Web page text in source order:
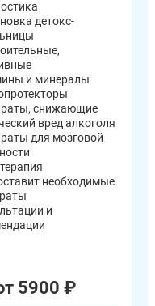
детокс-
и минералы
снижающие
вред алкоголя
для мозговой
необходимые
и
5900 ₽